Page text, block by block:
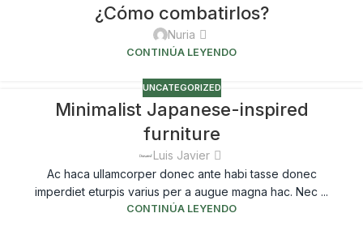
¿Cómo combatirlos?
Nuria
CONTINÚA LEYENDO
UNCATEGORIZED
Minimalist Japanese-inspired
furniture
Luis Javier
Ac haca ullamcorper donec ante habi tasse donec
imperdiet eturpis varius per a augue magna hac. Nec ...
CONTINÚA LEYENDO